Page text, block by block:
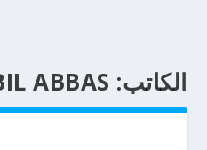
الكاتب: ABBAS